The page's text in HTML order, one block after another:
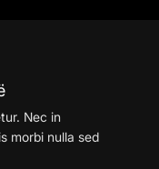
Nec in
morbi nulla sed